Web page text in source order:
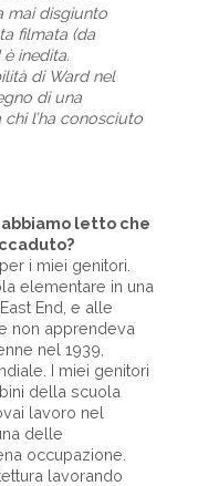
mai disgiunto
filmata (da
inedita.
di Ward nel
di una
l’ha conosciuto
letto che
i miei genitori.
elementare in una
End, e alle
non apprendeva
nel 1939,
I miei genitori
della scuola
lavoro nel
delle
occupazione.
lavorando